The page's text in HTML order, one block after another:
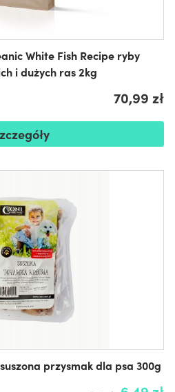
White Fish Recipe ryby
i dużych ras 2kg
70,99 zł
przysmak dla psa 300g